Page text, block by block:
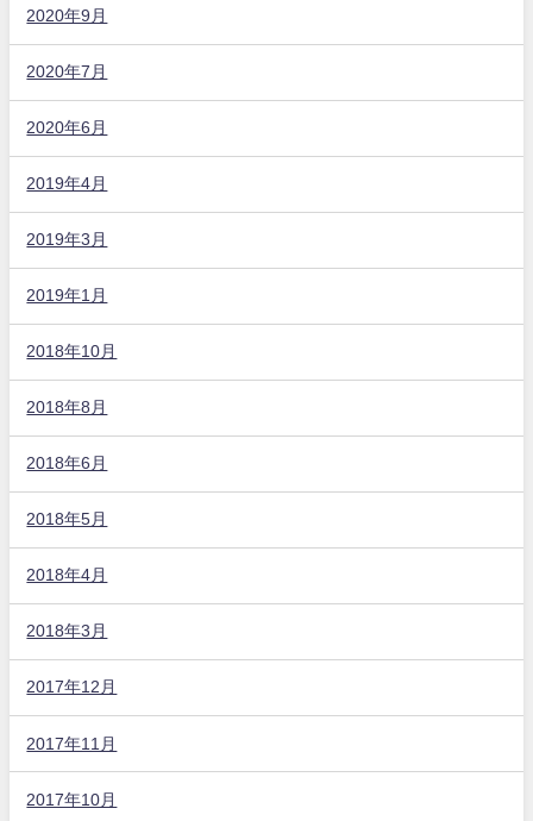
2020年9月
2020年7月
2020年6月
2019年4月
2019年3月
2019年1月
2018年10月
2018年8月
2018年6月
2018年5月
2018年4月
2018年3月
2017年12月
2017年11月
2017年10月